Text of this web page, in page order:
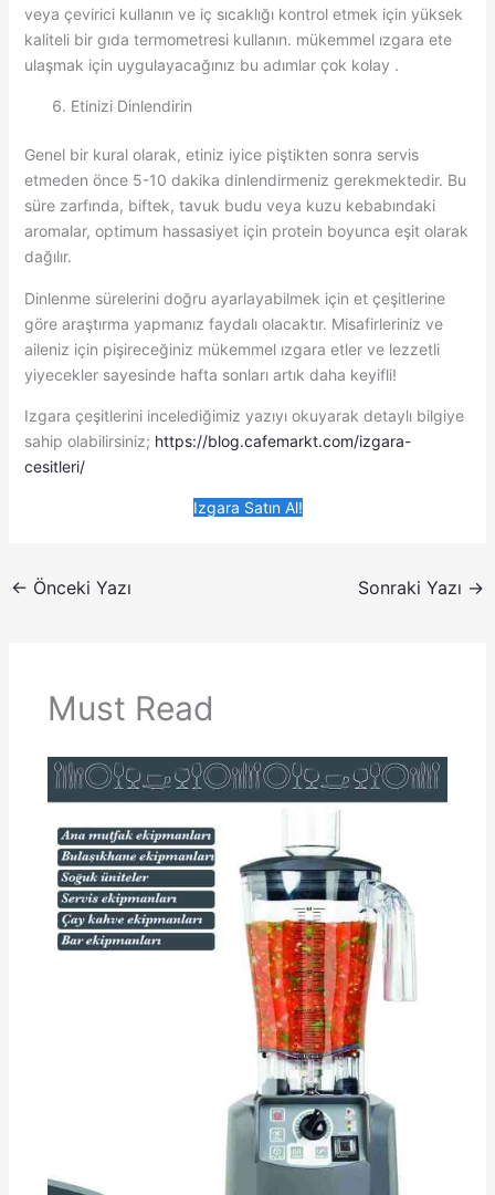
veya çevirici kullanın ve iç sıcaklığı kontrol etmek için yüksek
kaliteli bir gıda termometresi kullanın. mükemmel ızgara ete
ulaşmak için uygulayacağınız bu adımlar çok kolay .
Etinizi Dinlendirin
Genel bir kural olarak, etiniz iyice piştikten sonra servis
etmeden önce 5-10 dakika dinlendirmeniz gerekmektedir. Bu
süre zarfında, biftek, tavuk budu veya kuzu kebabındaki
aromalar, optimum hassasiyet için protein boyunca eşit olarak
dağılır.
Dinlenme sürelerini doğru ayarlayabilmek için et çeşitlerine
göre araştırma yapmanız faydalı olacaktır. Misafirleriniz ve
aileniz için pişireceğiniz mükemmel ızgara etler ve lezzetli
yiyecekler sayesinde hafta sonları artık daha keyifli!
Izgara çeşitlerini incelediğimiz yazıyı okuyarak detaylı bilgiye
sahip olabilirsiniz; https://blog.cafemarkt.com/izgara-
cesitleri/
Izgara Satın Al!
← Önceki Yazı Sonraki Yazı →
Must Read